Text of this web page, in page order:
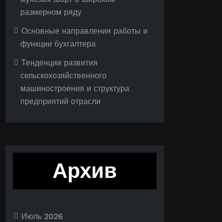
размерном ряду
Основные направления работы и
функции бухгалтера
Тенденции развития
сельскохозяйственного
машиностроения и структура
предприятий отрасли
Архив
Июль 2026